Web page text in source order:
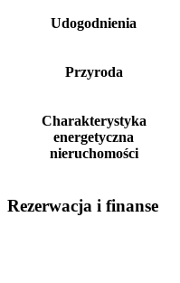
Udogodnienia
Przyroda
Charakterystyka
energetyczna
nieruchomości
Rezerwacja i finanse